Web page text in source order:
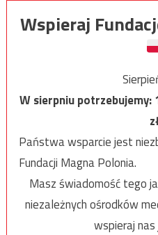
Wspieraj
W sierpniu potrzebujemy:
Państwa wsparcie jest
Fundacji Magna Polonia.
Masz świadomość tego
niezależnych ośrodków
wspieraj